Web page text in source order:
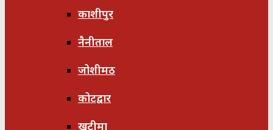
काशीपुर
नैनीताल
जोशीमठ
कोटद्वार
खटीमा